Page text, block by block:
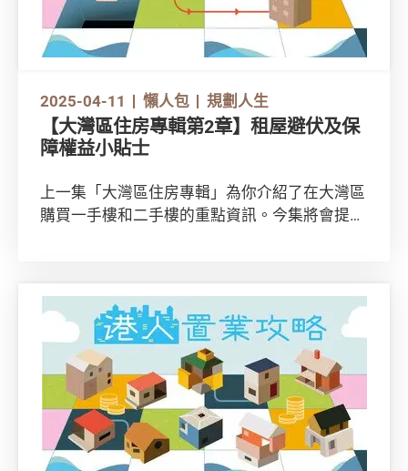
2025-04-11 懶人包 規劃人生
【大灣區住房專輯第2章】租屋避伏及保
障權益小貼士
上一集「大灣區住房專輯」為你介紹了在大灣區
購買一手樓和二手樓的重點資訊。今集將會提提
網絡上資訊繁複，租樓新手如何辨識資料真偽免
墮入各種租屋陷阱？又應如何保障自己的權益？
留意以下4大貼士添保障。